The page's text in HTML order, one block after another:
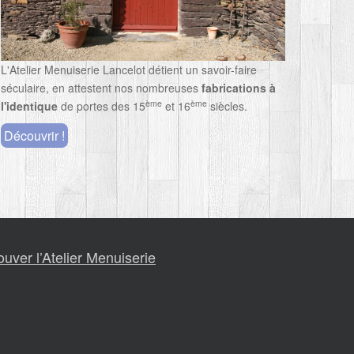
L'Atelier Menuiserie Lancelot détient un savoir-faire
séculaire, en attestent nos nombreuses fabrications à
l'identique de portes des 15ème et 16ème siècles.
Découvrir !
l’Atelier Menuiserie